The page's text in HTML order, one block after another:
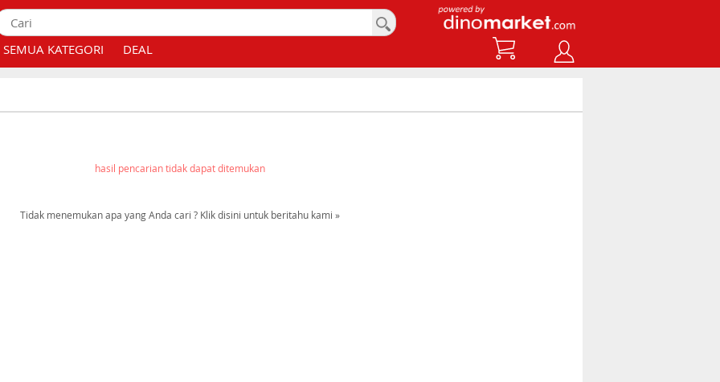
SEMUA KATEGORI DEAL
hasil pencarian tidak dapat ditemukan
Tidak menemukan apa yang Anda cari ? Klik disini untuk beritahu kami »